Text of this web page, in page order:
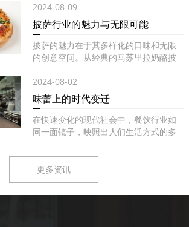
2024-08-09
披萨行业的魅力与无限可能
披萨的魅力在于其多样化的口味和无限
的创意空间。从经典的马苏里拉奶酪披
2024-08-02
味蕾上的时代变迁
在快速变化的现代社会中，餐饮行业如
同一面镜子，映照出人们生活方式的多
更多资讯